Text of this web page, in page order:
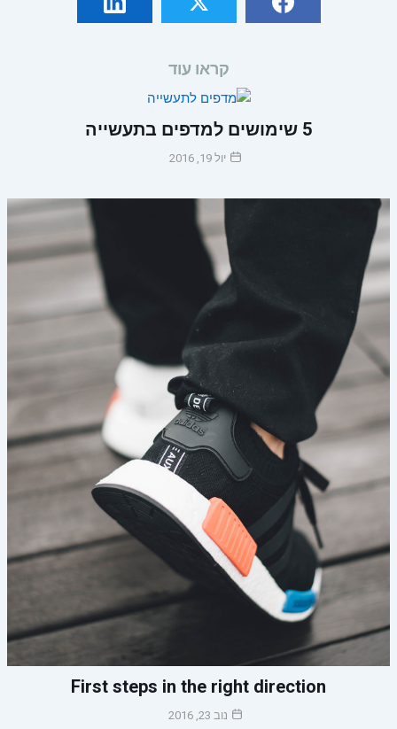
קראו עוד
5 שימושים למדפים בתעשייה
יול 19, 2016
First steps in the right direction
נוב 23, 2016